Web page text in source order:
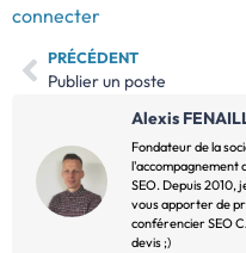
connecter
PRÉCÉDENT
Publier un poste
Alexis
Fondateur de la
l'accompagnement
SEO. Depuis 2010,
vous apporter de
conférencier SEO
devis ;)